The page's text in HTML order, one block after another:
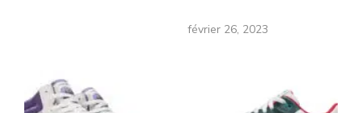
février 26, 2023